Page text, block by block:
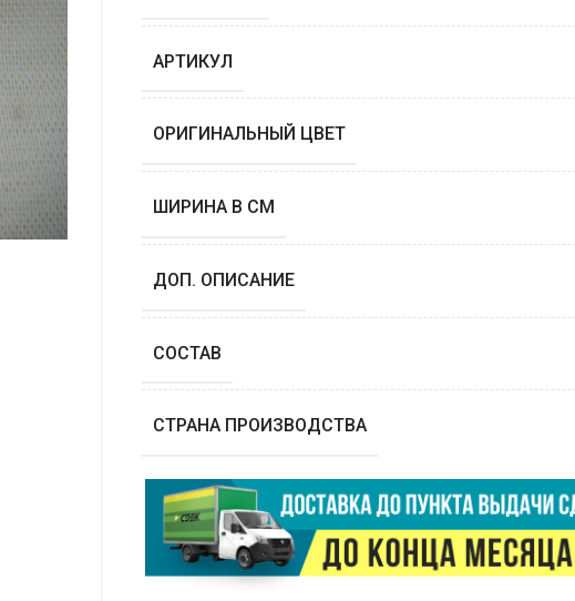
АРТИКУЛ
ОРИГИНАЛЬНЫЙ ЦВЕТ
ШИРИНА В СМ
ДОП. ОПИСАНИЕ
СОСТАВ
СТРАНА ПРОИЗВОДСТВА